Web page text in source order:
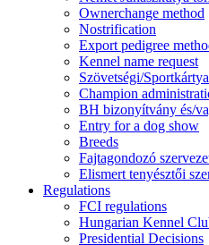
Ownerchange method
Nostrification
Export pedigree
Kennel name request
Szövetségi/
Champion
BH bizonyítvány és/
Entry for a dog show
Breeds
Fajtagondozó
Elismert tenyésztői
Regulations
FCI regulations
Hungarian Kennel
Presidential Decisions